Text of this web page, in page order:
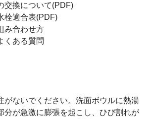
交換について(PDF)
栓適合表(PDF)
み合わせ方
くある質問
がないでください。洗面ボウルに熱湯
分が急激に膨張を起こし、ひび割れが